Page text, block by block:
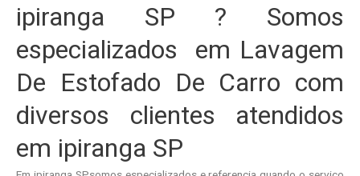
ipiranga SP ? Somos
especializados em Lavagem
De Estofado De Carro com
diversos clientes atendidos
em ipiranga SP